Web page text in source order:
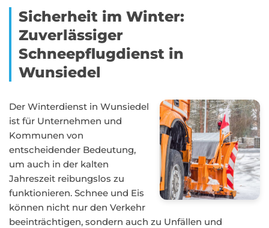
Sicherheit im Winter:
Zuverlässiger
Schneepflugdienst in
Wunsiedel
Der Winterdienst in Wunsiedel
ist für Unternehmen und
Kommunen von
entscheidender Bedeutung,
um auch in der kalten
Jahreszeit reibungslos zu
funktionieren. Schnee und Eis
können nicht nur den Verkehr
beeinträchtigen, sondern auch zu Unfällen und